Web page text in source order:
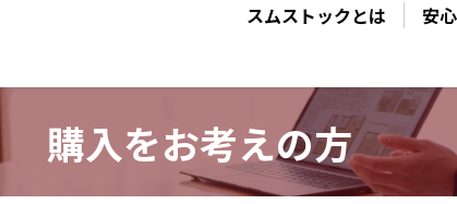
スムストックとは 安
購入をお考えの方